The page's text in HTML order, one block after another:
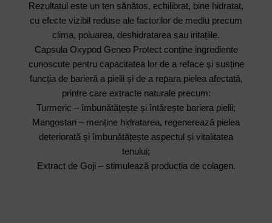
Rezultatul este un ten sănătos, echilibrat, bine hidratat,
cu efecte vizibil reduse ale factorilor de mediu precum
clima, poluarea, deshidratarea sau iritațiile.
Capsula Oxypod Geneo Protect conține ingrediente
cunoscute pentru capacitatea lor de a reface și susține
funcția de barieră a pielii și de a repara pielea afectată,
printre care extracte naturale precum:
Turmeric – îmbunătățește și întărește bariera pielii;
Mangostan – menține hidratarea, regenerează pielea
deteriorată și îmbunătățește aspectul și vitalitatea
tenului;
Extract de Goji – stimulează producția de colagen.